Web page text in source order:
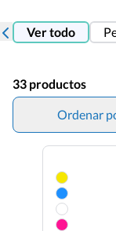
sin problema, lo
cualquier duda
Ver todo
33 productos
Ordenar